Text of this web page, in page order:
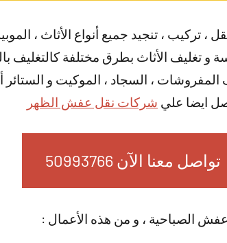
، تنجيد جميع أنواع الأثاث ،
و تغليف الأثاث بطرق مختلفة كالتغليف
المفروشات ، السجاد ، الموكيت و الستائر
ايضا علي شركات نقل عفش الظهر
تواصل معنا الآن 50993766
الصباحية ، و من هذه الأعمال :